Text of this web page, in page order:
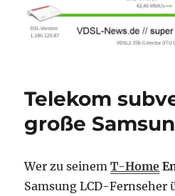
Telekom
große
Wer zu seinemT-Home
Samsung LCD-Fernseher